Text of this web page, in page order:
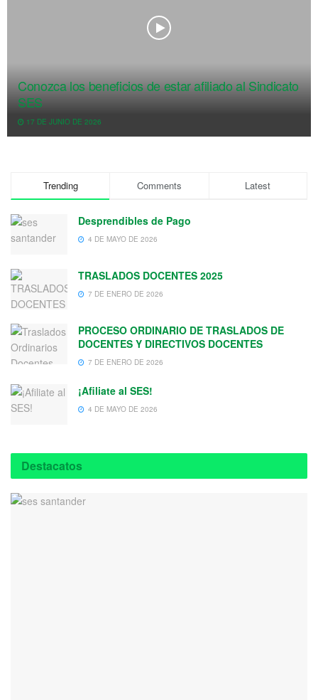
Conozca los beneficios de estar afiliado al Sindicato
SES
17 DE JUNIO DE 2026
Trending Comments Latest
Desprendibles de Pago
4 DE MAYO DE 2026
TRASLADOS DOCENTES 2025
7 DE ENERO DE 2026
PROCESO ORDINARIO DE TRASLADOS DE
DOCENTES Y DIRECTIVOS DOCENTES
7 DE ENERO DE 2026
¡Afiliate al SES!
4 DE MAYO DE 2026
Destacatos